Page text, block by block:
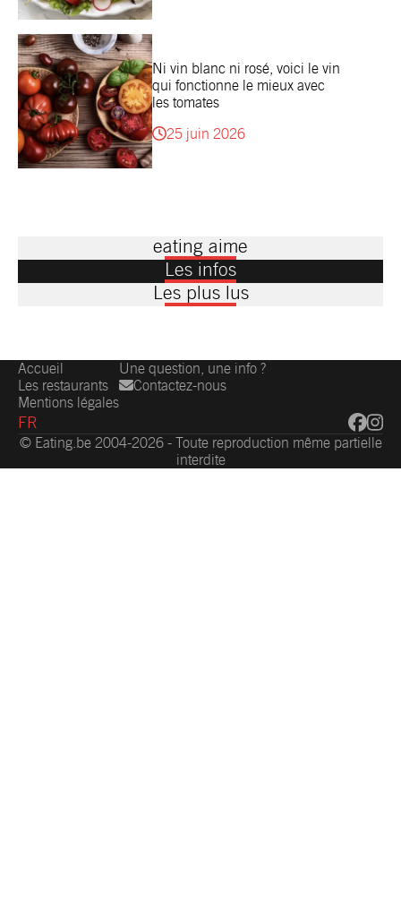
Ni vin blanc ni rosé, voici le vin
qui fonctionne le mieux avec
les tomates
25 juin 2026
eating aime
Les infos
Les plus lus
Accueil
Les restaurants
Mentions légales
Une question, une info ?
Contactez-nous
FR
© Eating.be 2004-2026 - Toute reproduction même partielle
interdite